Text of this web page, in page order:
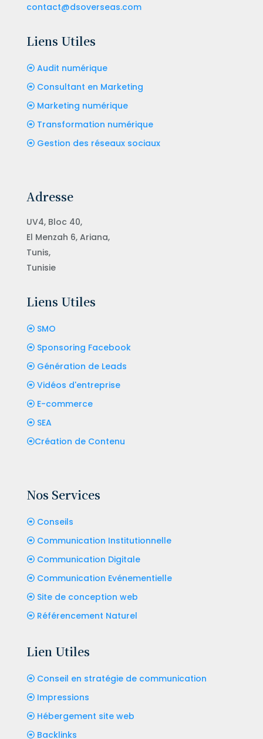
contact@dsoverseas.com
Liens Utiles
Audit numérique
Consultant en Marketing
Marketing numérique
Transformation numérique
Gestion des réseaux sociaux
Adresse
UV4, Bloc 40,
El Menzah 6, Ariana,
Tunis,
Tunisie
Liens Utiles
SMO
Sponsoring Facebook
Génération de Leads
Vidéos d'entreprise
E-commerce
SEA
Création de Contenu
Nos Services
Conseils
Communication Institutionnelle
Communication Digitale
Communication Evénementielle
Site de conception web
Référencement Naturel
Lien Utiles
Conseil en stratégie de communication
Impressions
Hébergement site web
Backlinks